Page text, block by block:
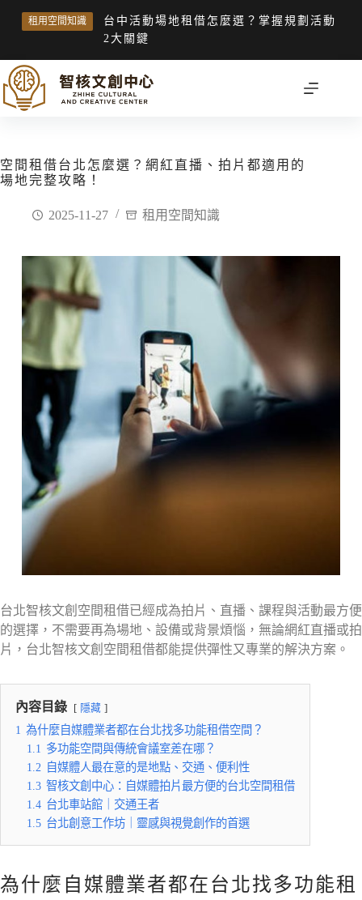
租用空間知識
台中活動場地租借怎麼選？掌握規劃活動
2大關鍵
空間租借台北怎麼選？網紅直播、拍片都適用的
場地完整攻略！
2025-11-27 租用空間知識
台北智核文創空間租借已經成為拍片、直播、課程與活動最方便
的選擇，不需要再為場地、設備或背景煩惱，無論網紅直播或拍
片，台北智核文創空間租借都能提供彈性又專業的解決方案。
內容目錄 隱藏
1 為什麼自媒體業者都在台北找多功能租借空間？
1.1 多功能空間與傳統會議室差在哪？
1.2 自媒體人最在意的是地點、交通、便利性
1.3 智核文創中心：自媒體拍片最方便的台北空間租借
1.4 台北車站館｜交通王者
1.5 台北創意工作坊｜靈感與視覺創作的首選
為什麼自媒體業者都在台北找多功能租